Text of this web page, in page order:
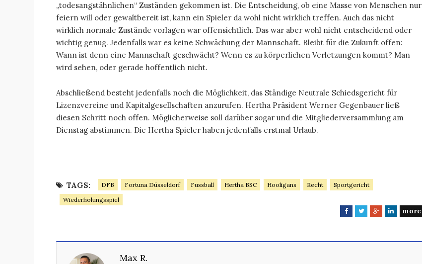
„todesangstähnlichen“ Zuständen gekommen ist. Die Entscheidung, ob eine Masse von Menschen nur
feiern will oder gewaltbereit ist, kann ein Spieler da wohl nicht wirklich treffen. Auch das nicht
wirklich normale Zustände vorlagen war offensichtlich. Das war aber wohl nicht entscheidend oder
wichtig genug. Jedenfalls war es keine Schwächung der Mannschaft. Bleibt für die Zukunft offen:
Wann ist denn eine Mannschaft geschwächt? Wenn es zu körperlichen Verletzungen kommt? Man
wird sehen, oder gerade hoffentlich nicht.
Abschließend besteht jedenfalls noch die Möglichkeit, das Ständige Neutrale Schiedsgericht für
Lizenzvereine und Kapitalgesellschaften anzurufen. Hertha Präsident Werner Gegenbauer ließ
diesen Schritt noch offen. Möglicherweise soll darüber sogar und die Mitgliederversammlung am
Dienstag abstimmen. Die Hertha Spieler haben jedenfalls erstmal Urlaub.
TAGS: DFB Fortuna Düsseldorf Fussball Hertha BSC Hooligans Recht
Sportgericht
Wiederholungsspiel
F
T
G
L
more
Max R.